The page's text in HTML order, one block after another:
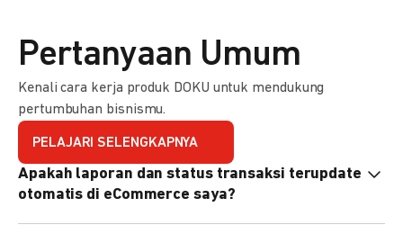
Pertanyaan Umum
Kenali cara kerja produk DOKU untuk mendukung
pertumbuhan bisnismu.
PELAJARI SELENGKAPNYA
Apakah laporan dan status transaksi terupdate
otomatis di eCommerce saya?